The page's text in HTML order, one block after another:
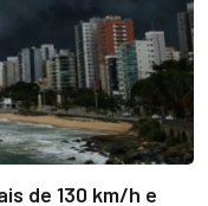
de 130 km/h e